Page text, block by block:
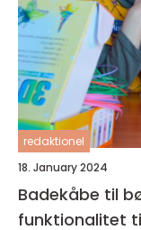
redaktionel
18. January 2024
Badekåbe til
funktionalitet